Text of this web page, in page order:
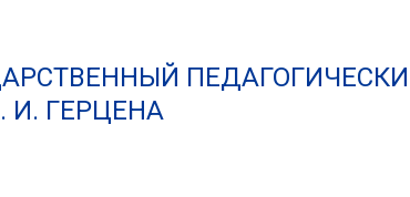
И. ГЕРЦЕНА